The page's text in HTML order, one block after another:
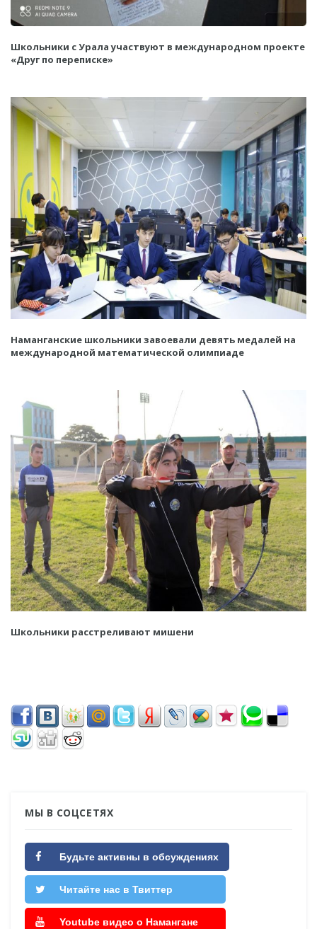
Школьники с Урала участвуют в международном проекте
«Друг по переписке»
Наманганские школьники завоевали девять медалей на
международной математической олимпиаде
Школьники расстреливают мишени
МЫ В СОЦСЕТЯХ
Будьте активны в обсуждениях
Читайте нас в Твиттер
Youtube видео о Намангане